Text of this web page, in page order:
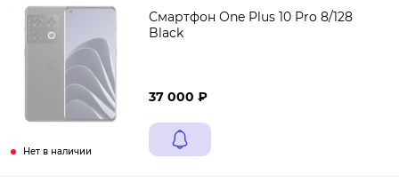
Нет в наличии
Смартфон One Plus 10 Pro 8/128
Black
37 000 ₽